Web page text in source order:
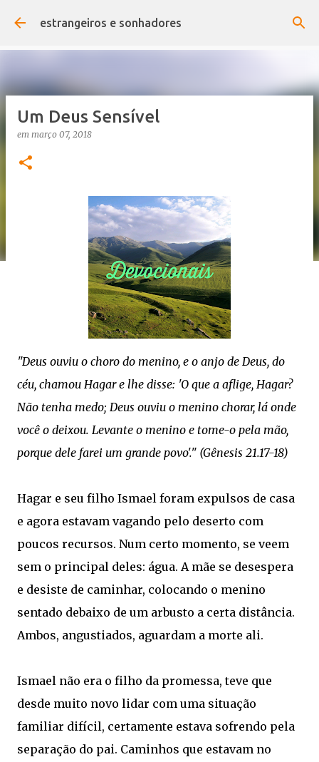
Pular para o conteúdo principal
estrangeiros e sonhadores
Um Deus Sensível
em março 07, 2018
"Deus ouviu o choro do menino, e o anjo de Deus, do
céu, chamou Hagar e lhe disse: 'O que a aflige, Hagar?
Não tenha medo; Deus ouviu o menino chorar, lá onde
você o deixou. Levante o menino e tome-o pela mão,
porque dele farei um grande povo'." (Gênesis 21.17‭-‬18)
Hagar e seu filho Ismael foram expulsos de casa
e agora estavam vagando pelo deserto com
poucos recursos. Num certo momento, se veem
sem o principal deles: água. A mãe se desespera
e desiste de caminhar, colocando o menino
sentado debaixo de um arbusto a certa distância.
Ambos, angustiados, aguardam a morte ali.
Ismael não era o filho da promessa, teve que
desde muito novo lidar com uma situação
familiar difícil, certamente estava sofrendo pela
separação do pai. Caminhos que estavam no